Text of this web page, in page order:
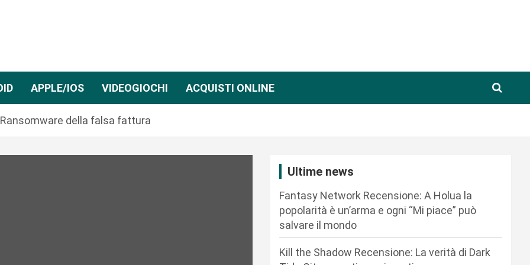
APPLE/IOS VIDEOGIOCHI ACQUISTI ONLINE
della falsa fattura
Ultime news
Fantasy Network Recensione: A Holua la
popolarità è un’arma e ogni “Mi piace” può
salvare il mondo
Kill the Shadow Recensione: La verità di Dark